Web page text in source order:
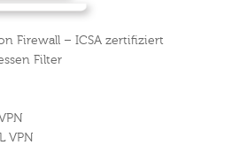
Firewall – ICSA zertifiziert
Filter
VPN